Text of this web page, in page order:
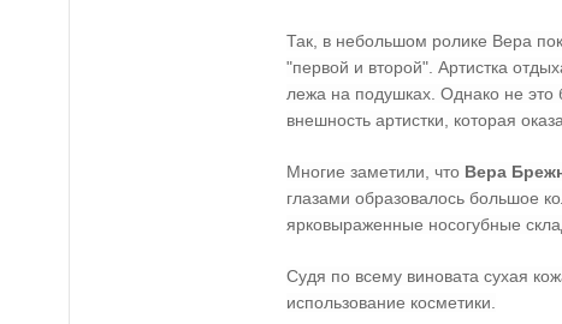
Так, в небольшом ролике Вера
"первой и второй". Артистка
лежа на подушках. Однако не это
внешность артистки, которая
Многие заметили, что Вера
глазами образовалось большое
ярковыраженные носогубные
Судя по всему виновата сухая
использование косметики.